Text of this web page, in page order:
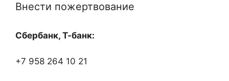
Внести пожертвование
Сбербанк, Т-банк:
+7 958 264 10 21